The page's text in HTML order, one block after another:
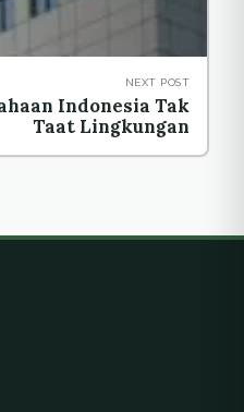
NEXT POST
Indonesia Tak
Taat Lingkungan